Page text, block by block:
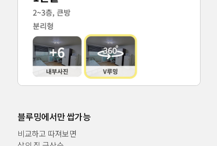
블루밍에서만 쌉가능
비교하고 따져보면